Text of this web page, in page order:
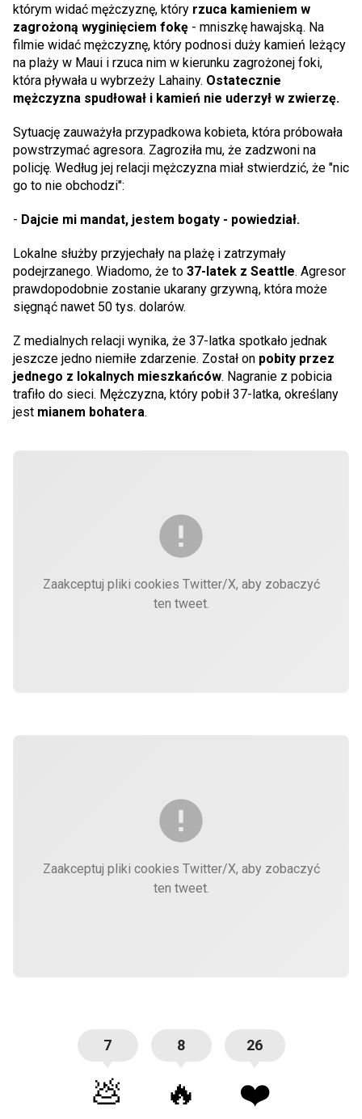
którym widać mężczyznę, który rzuca kamieniem w
zagrożoną wyginięciem fokę - mniszkę hawajską. Na
filmie widać mężczyznę, który podnosi duży kamień leżący
na plaży w Maui i rzuca nim w kierunku zagrożonej foki,
która pływała u wybrzeży Lahainy. Ostatecznie
mężczyzna spudłował i kamień nie uderzył w zwierzę.
Sytuację zauważyła przypadkowa kobieta, która próbowała
powstrzymać agresora. Zagroziła mu, że zadzwoni na
policję. Według jej relacji mężczyzna miał stwierdzić, że "nic
go to nie obchodzi":
- Dajcie mi mandat, jestem bogaty - powiedział.
Lokalne służby przyjechały na plażę i zatrzymały
podejrzanego. Wiadomo, że to 37-latek z Seattle. Agresor
prawdopodobnie zostanie ukarany grzywną, która może
sięgnąć nawet 50 tys. dolarów.
Z medialnych relacji wynika, że 37-latka spotkało jednak
jeszcze jedno niemiłe zdarzenie. Został on pobity przez
jednego z lokalnych mieszkańców. Nagranie z pobicia
trafiło do sieci. Mężczyzna, który pobił 37-latka, określany
jest mianem bohatera.
Zaakceptuj pliki cookies Twitter/X, aby zobaczyć
ten tweet.
Zaakceptuj pliki cookies Twitter/X, aby zobaczyć
ten tweet.
7
💩
8
🔥
26
❤️